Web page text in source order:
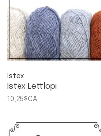
Istex
Istex Lettlopi
10,25$CA